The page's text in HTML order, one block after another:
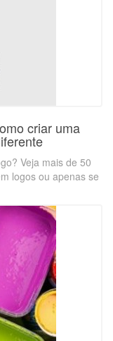
criar uma
Veja mais de 50
logos ou apenas se